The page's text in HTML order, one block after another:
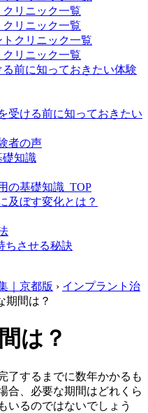
リニック一覧
リニック一覧
クリニック一覧
リニック一覧
前に知っておきたい体験
受ける前に知っておきたい
者の声
礎知識
の基礎知識_TOP
及ぼす変化とは？
ちさせる秘訣
｜京都版 › インプラント治
期間は？
は？
了するまでに数年かかるも
合、必要な期間はどれくら
いるのではないでしょう